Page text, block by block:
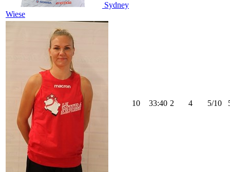
Sydney
Wiese
10 33:40 2 4 5/10